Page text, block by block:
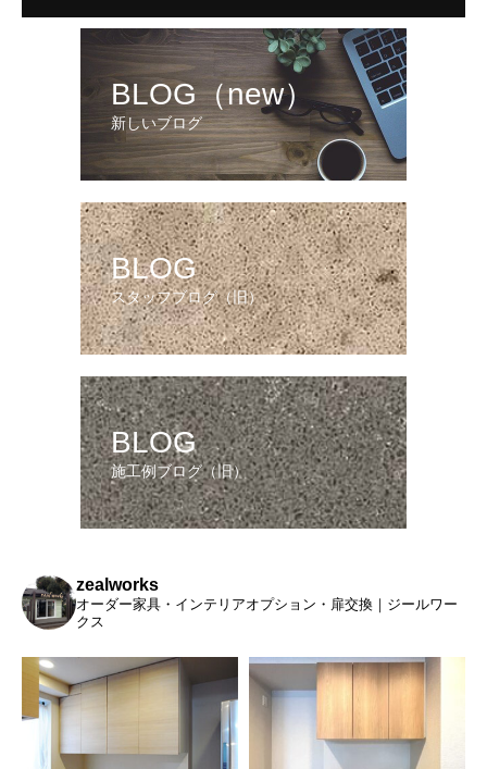
BLOG（new）
新しいブログ
BLOG
スタッフブログ（旧）
BLOG
施工例ブログ（旧）
zealworks
オーダー家具・インテリアオプション・扉交換｜ジールワー
クス